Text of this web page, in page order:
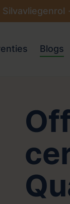
Blogs